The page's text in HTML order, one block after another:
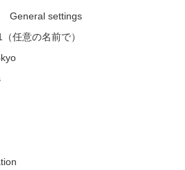
settings
任意の名前で）